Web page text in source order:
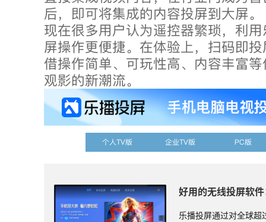
后，即可将集成的内容投屏到大屏。
现在很多用户认为遥控器繁琐，利
屏操作更便捷。在体验上，扫码即
借操作简单、可玩性高、内容丰富
观影的新潮流。
个人TV版 企业TV版 PC版
好用的无线投屏软
乐播投屏通过对全球超